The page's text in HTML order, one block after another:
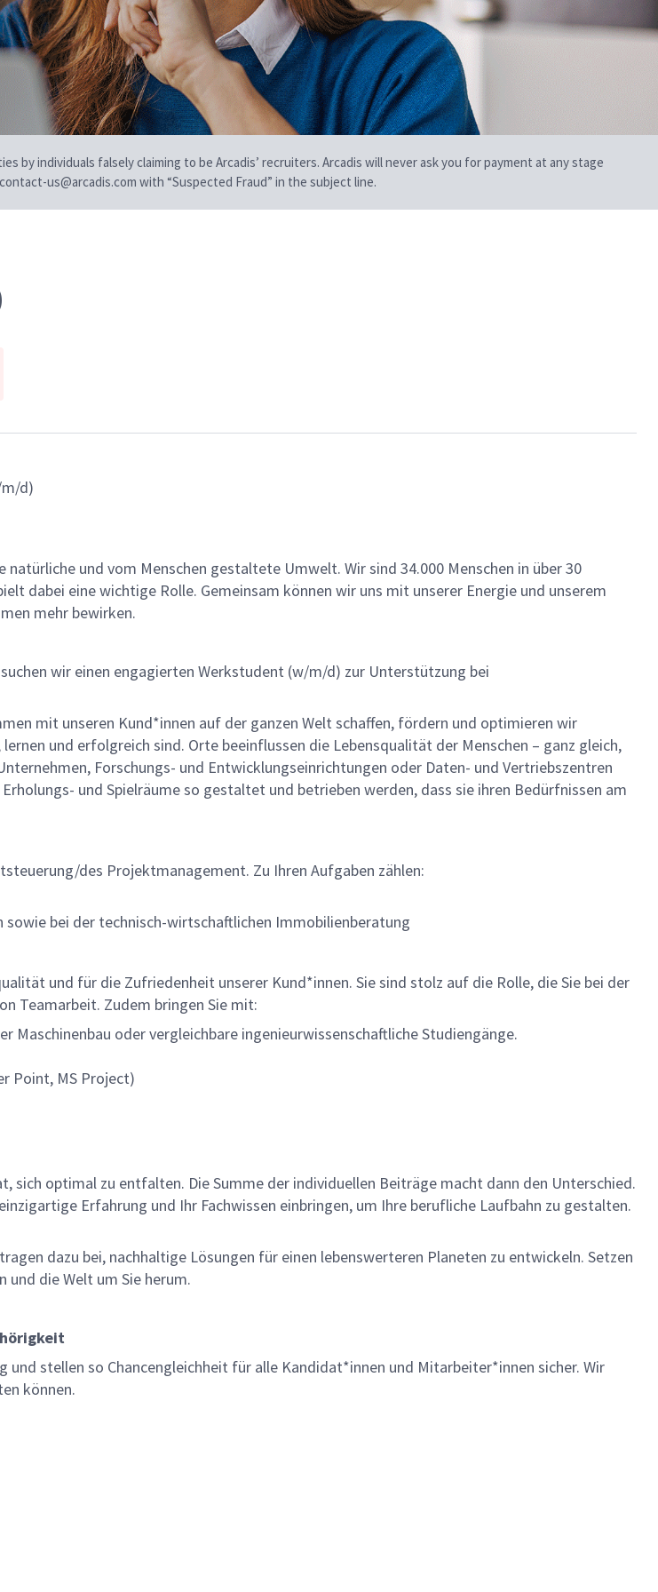
by individuals falsely claiming to be Arcadis’ recruiters. Arcadis will never ask you for payment at any stage
us@arcadis.com with “Suspected Fraud” in the subject line.
d)
und vom Menschen gestaltete Umwelt. Wir sind 34.000 Menschen in über 30
dabei eine wichtige Rolle. Gemeinsam können wir uns mit unserer Energie und unserem
mehr bewirken.
wir einen engagierten Werkstudent (w/m/d) zur Unterstützung bei
mit unseren Kund*innen auf der ganzen Welt schaffen, fördern und optimieren wir
und erfolgreich sind. Orte beeinflussen die Lebensqualität der Menschen – ganz gleich,
Forschungs- und Entwicklungseinrichtungen oder Daten- und Vertriebszentren
und Spielräume so gestaltet und betrieben werden, dass sie ihren Bedürfnissen am
des Projektmanagement. Zu Ihren Aufgaben zählen:
bei der technisch-wirtschaftlichen Immobilienberatung
und für die Zufriedenheit unserer Kund*innen. Sie sind stolz auf die Rolle, die Sie bei der
Teamarbeit. Zudem bringen Sie mit:
oder vergleichbare ingenieurwissenschaftliche Studiengänge.
Point, MS Project)
sich optimal zu entfalten. Die Summe der individuellen Beiträge macht dann den Unterschied.
Erfahrung und Ihr Fachwissen einbringen, um Ihre berufliche Laufbahn zu gestalten.
dazu bei, nachhaltige Lösungen für einen lebenswerteren Planeten zu entwickeln. Setzen
und die Welt um Sie herum.
stellen so Chancengleichheit für alle Kandidat*innen und Mitarbeiter*innen sicher. Wir
können.